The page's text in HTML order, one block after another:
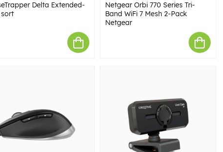
Delta Extended-
sort
Netgear Orbi 770 Series Tri-
Band WiFi 7 Mesh 2-Pack​
Netgear